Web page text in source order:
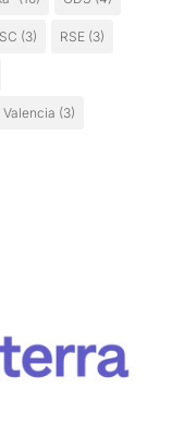
(3) RSE(3)
Valencia (3)